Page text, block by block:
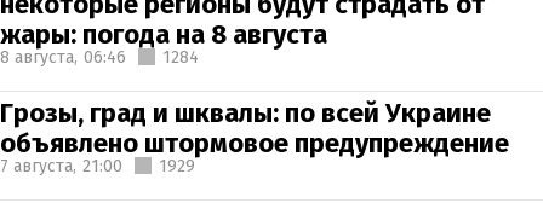
жары: погода на 8 августа
8 августа, 06:46 1284
Грозы, град и шквалы: по всей Украине
объявлено штормовое предупреждение
7 августа, 21:00 1929